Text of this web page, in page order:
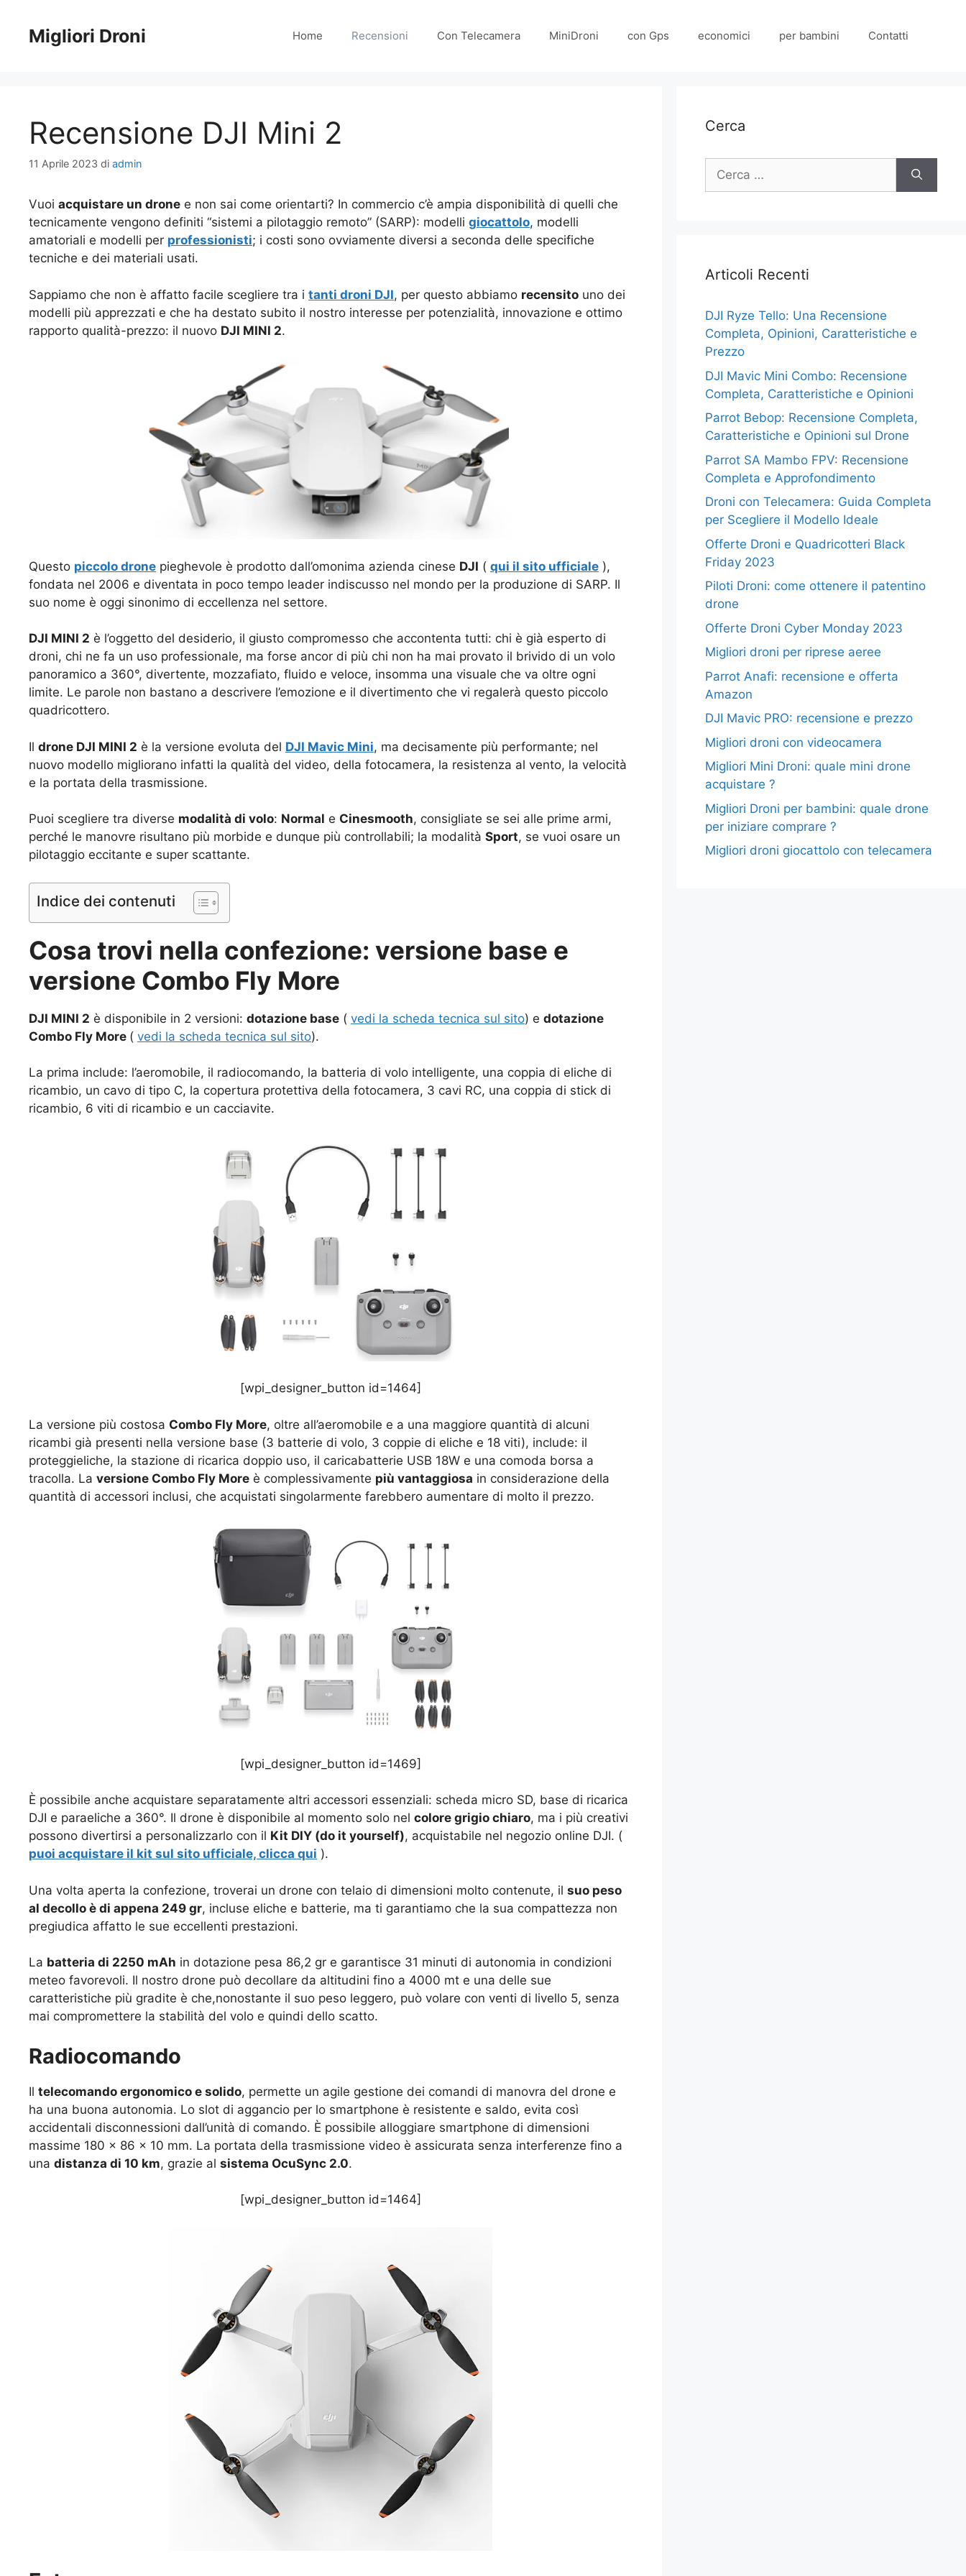
contenutoMigliori Droni Home Recensioni Con Telecamera MiniDroni con Gps economici per bambini Contatti
Recensione DJI Mini 2
11 Aprile 2023 di admin
Vuoi acquistare un drone e non sai come orientarti? In commercio c’è ampia disponibilità di quelli che
tecnicamente vengono definiti “sistemi a pilotaggio remoto” (SARP): modelli giocattolo, modelli
amatoriali e modelli per professionisti; i costi sono ovviamente diversi a seconda delle specifiche
tecniche e dei materiali usati.
Sappiamo che non è affatto facile scegliere tra i tanti droni DJI, per questo abbiamo recensito uno dei
modelli più apprezzati e che ha destato subito il nostro interesse per potenzialità, innovazione e ottimo
rapporto qualità-prezzo: il nuovo DJI MINI 2.
Questo piccolo drone pieghevole è prodotto dall’omonima azienda cinese DJI ( qui il sito ufficiale ),
fondata nel 2006 e diventata in poco tempo leader indiscusso nel mondo per la produzione di SARP. Il
suo nome è oggi sinonimo di eccellenza nel settore.
DJI MINI 2 è l’oggetto del desiderio, il giusto compromesso che accontenta tutti: chi è già esperto di
droni, chi ne fa un uso professionale, ma forse ancor di più chi non ha mai provato il brivido di un volo
panoramico a 360°, divertente, mozzafiato, fluido e veloce, insomma una visuale che va oltre ogni
limite. Le parole non bastano a descrivere l’emozione e il divertimento che vi regalerà questo piccolo
quadricottero.
Il drone DJI MINI 2 è la versione evoluta del DJI Mavic Mini, ma decisamente più performante; nel
nuovo modello migliorano infatti la qualità del video, della fotocamera, la resistenza al vento, la velocità
e la portata della trasmissione.
Puoi scegliere tra diverse modalità di volo: Normal e Cinesmooth, consigliate se sei alle prime armi,
perché le manovre risultano più morbide e dunque più controllabili; la modalità Sport, se vuoi osare un
pilotaggio eccitante e super scattante.
Indice dei contenuti
Cosa trovi nella confezione: versione base e
versione Combo Fly More
DJI MINI 2 è disponibile in 2 versioni: dotazione base ( vedi la scheda tecnica sul sito) e dotazione
Combo Fly More ( vedi la scheda tecnica sul sito).
La prima include: l’aeromobile, il radiocomando, la batteria di volo intelligente, una coppia di eliche di
ricambio, un cavo di tipo C, la copertura protettiva della fotocamera, 3 cavi RC, una coppia di stick di
ricambio, 6 viti di ricambio e un cacciavite.
[wpi_designer_button id=1464]
La versione più costosa Combo Fly More, oltre all’aeromobile e a una maggiore quantità di alcuni
ricambi già presenti nella versione base (3 batterie di volo, 3 coppie di eliche e 18 viti), include: il
proteggieliche, la stazione di ricarica doppio uso, il caricabatterie USB 18W e una comoda borsa a
tracolla. La versione Combo Fly More è complessivamente più vantaggiosa in considerazione della
quantità di accessori inclusi, che acquistati singolarmente farebbero aumentare di molto il prezzo.
[wpi_designer_button id=1469]
È possibile anche acquistare separatamente altri accessori essenziali: scheda micro SD, base di ricarica
DJI e paraeliche a 360°. Il drone è disponibile al momento solo nel colore grigio chiaro, ma i più creativi
possono divertirsi a personalizzarlo con il Kit DIY (do it yourself), acquistabile nel negozio online DJI. (
puoi acquistare il kit sul sito ufficiale, clicca qui ).
Una volta aperta la confezione, troverai un drone con telaio di dimensioni molto contenute, il suo peso
al decollo è di appena 249 gr, incluse eliche e batterie, ma ti garantiamo che la sua compattezza non
pregiudica affatto le sue eccellenti prestazioni.
La batteria di 2250 mAh in dotazione pesa 86,2 gr e garantisce 31 minuti di autonomia in condizioni
meteo favorevoli. Il nostro drone può decollare da altitudini fino a 4000 mt e una delle sue
caratteristiche più gradite è che,nonostante il suo peso leggero, può volare con venti di livello 5, senza
mai compromettere la stabilità del volo e quindi dello scatto.
Radiocomando
Il telecomando ergonomico e solido, permette un agile gestione dei comandi di manovra del drone e
ha una buona autonomia. Lo slot di aggancio per lo smartphone è resistente e saldo, evita così
accidentali disconnessioni dall’unità di comando. È possibile alloggiare smartphone di dimensioni
massime 180 x 86 x 10 mm. La portata della trasmissione video è assicurata senza interferenze fino a
una distanza di 10 km, grazie al sistema OcuSync 2.0.
[wpi_designer_button id=1464]
Cerca
Ricerca
Articoli Recenti
DJI Ryze Tello: Una Recensione
Completa, Opinioni, Caratteristiche e
Prezzo
DJI Mavic Mini Combo: Recensione
Completa, Caratteristiche e Opinioni
Parrot Bebop: Recensione Completa,
Caratteristiche e Opinioni sul Drone
Parrot SA Mambo FPV: Recensione
Completa e Approfondimento
Droni con Telecamera: Guida Completa
per Scegliere il Modello Ideale
Offerte Droni e Quadricotteri Black
Friday 2023
Piloti Droni: come ottenere il patentino
drone
Offerte Droni Cyber Monday 2023
Migliori droni per riprese aeree
Parrot Anafi: recensione e offerta
Amazon
DJI Mavic PRO: recensione e prezzo
Migliori droni con videocamera
Migliori Mini Droni: quale mini drone
acquistare ?
Migliori Droni per bambini: quale drone
per iniziare comprare ?
Migliori droni giocattolo con telecamera